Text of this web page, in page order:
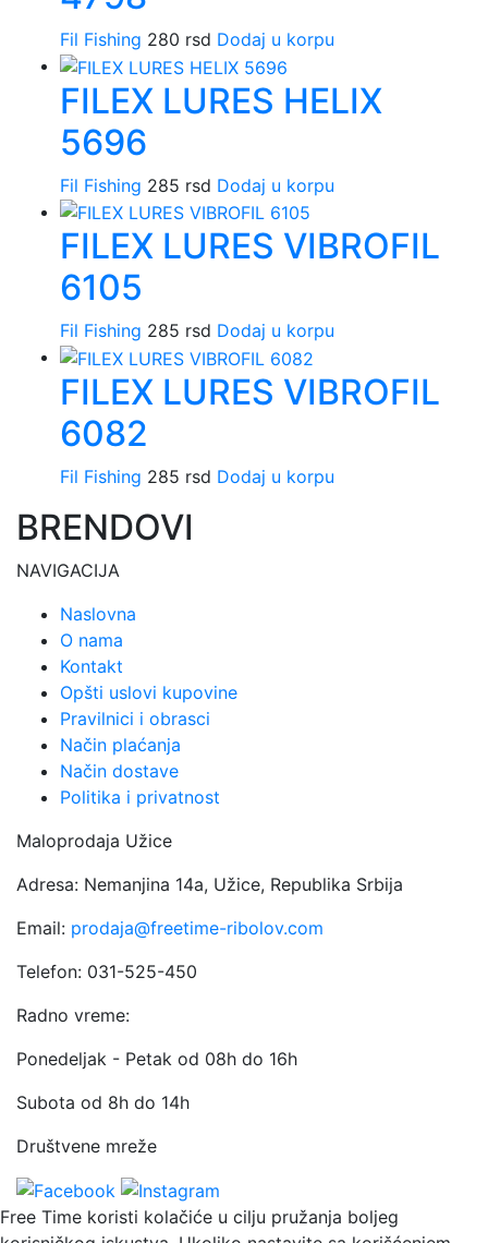
Fil Fishing 280 rsd Dodaj u korpu
FILEX LURES HELIX
5696
Fil Fishing 285 rsd Dodaj u korpu
FILEX LURES VIBROFIL
6105
Fil Fishing 285 rsd Dodaj u korpu
FILEX LURES VIBROFIL
6082
Fil Fishing 285 rsd Dodaj u korpu
BRENDOVI
NAVIGACIJA
Naslovna
O nama
Kontakt
Opšti uslovi kupovine
Pravilnici i obrasci
Način plaćanja
Način dostave
Politika i privatnost
Maloprodaja Užice
Adresa: Nemanjina 14a, Užice, Republika Srbija
Email: prodaja@freetime-ribolov.com
Telefon: 031-525-450
Radno vreme:
Ponedeljak - Petak od 08h do 16h
Subota od 8h do 14h
Društvene mreže
Free Time koristi kolačiće u cilju pružanja boljeg